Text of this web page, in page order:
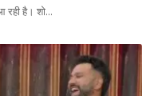
है। शो…